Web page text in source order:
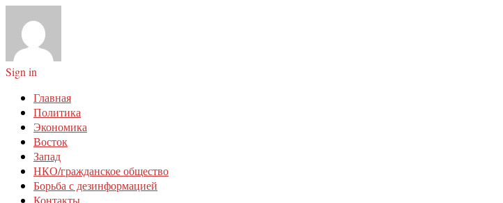
Sign in
Главная
Политика
Экономика
Восток
Запад
НКО/гражданское общество
Борьба с дезинформацией
Контакты